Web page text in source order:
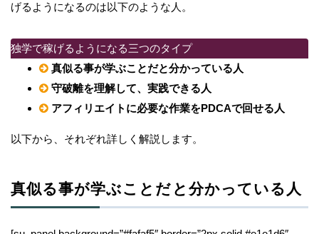
げるようになるのは以下のような人。
独学で稼げるようになる三つのタイプ
真似る事が学ぶことだと分かっている人
守破離を理解して、実践できる人
アフィリエイトに必要な作業をPDCAで回せる人
以下から、それぞれ詳しく解説します。
真似る事が学ぶことだと分かっている人